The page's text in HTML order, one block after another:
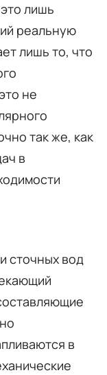
лишь
реальную
лишь то, что
не
так же, как
в
сточных вод
в